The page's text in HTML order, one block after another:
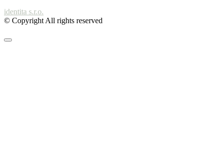
identita s.r.o.
© Copyright All rights reserved